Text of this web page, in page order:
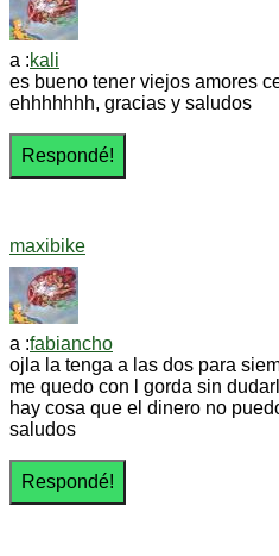
a :kali
es bueno tener viejos amores
ehhhhhhh, gracias y saludos
maxibike
a :fabiancho
ojla la tenga a las dos para
me quedo con l gorda sin
hay cosa que el dinero no
saludos